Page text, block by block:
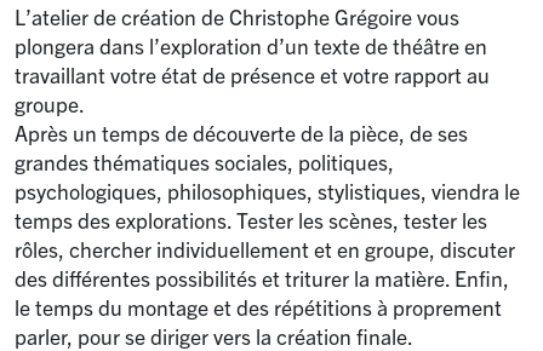
L’atelier de création de Christophe Grégoire vous
plongera dans l’exploration d’un texte de théâtre en
travaillant votre état de présence et votre rapport au
groupe.
Après un temps de découverte de la pièce, de ses
grandes thématiques sociales, politiques,
psychologiques, philosophiques, stylistiques, viendra le
temps des explorations. Tester les scènes, tester les
rôles, chercher individuellement et en groupe, discuter
des différentes possibilités et triturer la matière. Enfin,
le temps du montage et des répétitions à proprement
parler, pour se diriger vers la création finale.